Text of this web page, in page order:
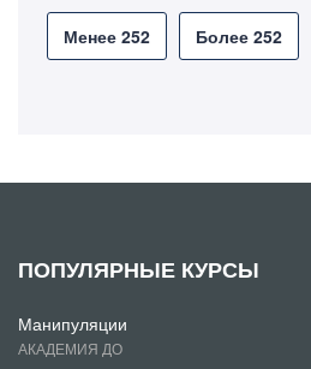
Менее 252 Более 252
ПОПУЛЯРНЫЕ КУРСЫ
Манипуляции
АКАДЕМИЯ ДО